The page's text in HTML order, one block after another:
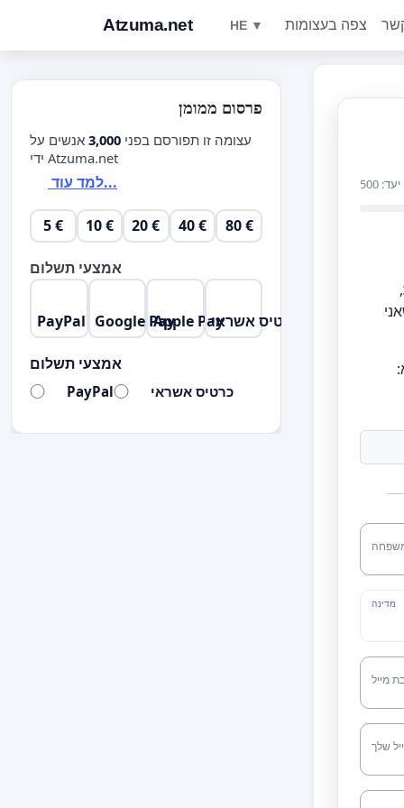
Atzuma.net HE ▼ צפה בעצומות
יעד: 500
,
מדינה
מייל
שלך
פרסום ממומן
עצומה זו תפורסם בפני 3,000 אנשים על
ידי Atzuma.net
למד עוד...
5 € 10 € 20 € 40 € 80 €
אמצעי תשלום
PayPal Google PayApple Payכרטיס אשראי
אמצעי תשלום
PayPal כרטיס אשראי